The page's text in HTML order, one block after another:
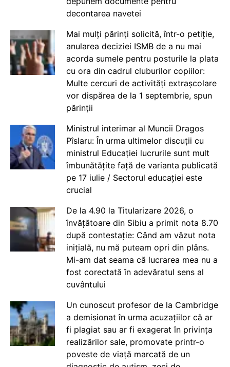
decontarea navetei
Mai mulți părinți solicită, într-o petiție,
anularea deciziei ISMB de a nu mai
acorda sumele pentru posturile la plata
cu ora din cadrul cluburilor copiilor:
Multe cercuri de activități extrașcolare
vor dispărea de la 1 septembrie, spun
părinții
Ministrul interimar al Muncii Dragos
Pîslaru: În urma ultimelor discuții cu
ministrul Educației lucrurile sunt mult
îmbunătățite față de varianta publicată
pe 17 iulie / Sectorul educației este
crucial
De la 4.90 la Titularizare 2026, o
învățătoare din Sibiu a primit nota 8.70
după contestație: Când am văzut nota
inițială, nu mă puteam opri din plâns.
Mi-am dat seama că lucrarea mea nu a
fost corectată în adevăratul sens al
cuvântului
Un cunoscut profesor de la Cambridge
a demisionat în urma acuzațiilor că ar
fi plagiat sau ar fi exagerat în privința
realizărilor sale, promovate printr-o
poveste de viață marcată de un